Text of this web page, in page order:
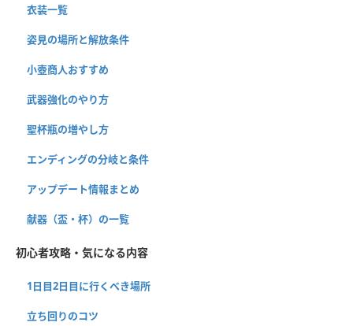
衣装一覧
姿見の場所と解放条件
小壺商人おすすめ
武器強化のやり方
聖杯瓶の増やし方
エンディングの分岐と条件
アップデート情報まとめ
献器（盃・杯）の一覧
初心者攻略・気になる内容
1日目2日目に行くべき場所
立ち回りのコツ